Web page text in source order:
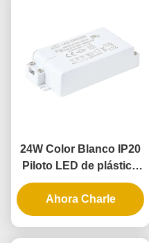
24W Color Blanco IP20
Piloto LED de plástico
con voltaje constante
para iluminación interior
Ahora Charle